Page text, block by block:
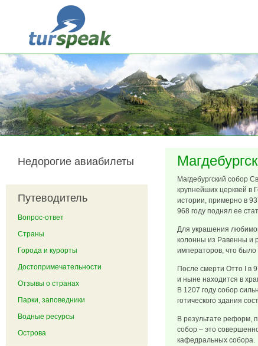
Перейти к основному содержанию
Магдебургский собор
крупнейших церквей в
истории, примерно в
968 году поднял ее
Для украшения
колонны из Равенны и
императоров, что было
После смерти Отто I в
и ныне находится в
В 1207 году собор
готического здания
В результате реформ,
собор – это
кафедральных собора.
Недорогие авиабилеты
Путеводитель
Вопрос-ответ
Страны
Города и курорты
Достопримечательности
Отзывы о странах
Парки, заповедники
Водные ресурсы
Острова